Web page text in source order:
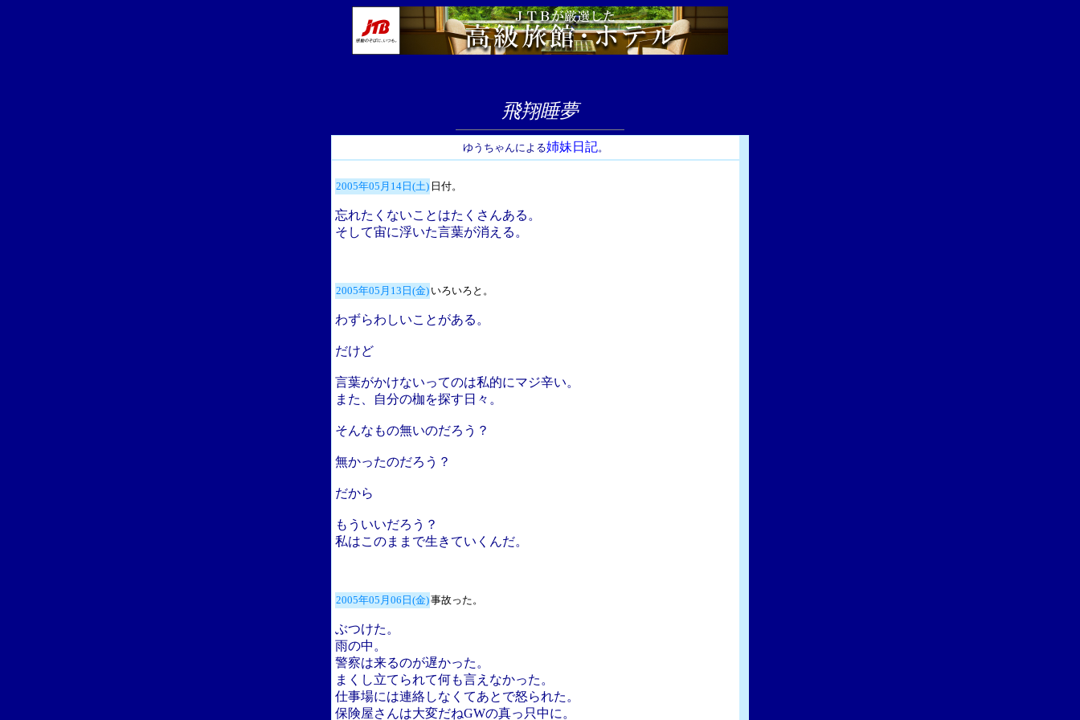
飛翔睡夢
ゆうちゃんによる姉妹日記。
2005年05月14日(土) 日付。
忘れたくないことはたくさんある。
そして宙に浮いた言葉が消える。
2005年05月13日(金) いろいろと。
わずらわしいことがある。
だけど
言葉がかけないってのは私的にマジ辛い。
また、自分の枷を探す日々。
そんなもの無いのだろう？
無かったのだろう？
だから
もういいだろう？
私はこのままで生きていくんだ。
2005年05月06日(金)事故った。
ぶつけた。
雨の中。
警察は来るのが遅かった。
まくし立てられて何も言えなかった。
仕事場には連絡しなくてあとで怒られた。
保険屋さんは大変だねGWの真っ只中に。